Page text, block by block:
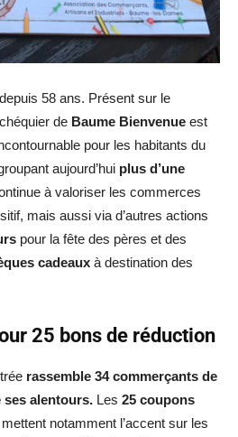
58 ans. Présent sur le
de Baume Bienvenue est
pour les habitants du
aujourd’hui plus d’une
à valoriser les commerces
mais aussi via d’autres actions
pour la fête des pères et des
cadeaux à destination des
25 bons de réduction
rassemble 34 commerçants de
ses alentours. Les 25 coupons
notamment l’accent sur les